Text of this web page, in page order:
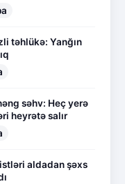
təhlükə: Yanğın
səhv: Heç yerə
heyrətə salır
aldadan şəxs